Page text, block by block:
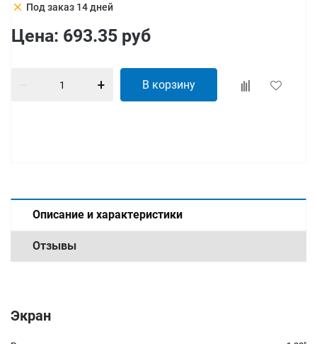
clear Под заказ 14 дней
Цена: 693.35 руб
В корзину
Описание и характеристики
Отзывы
Экран